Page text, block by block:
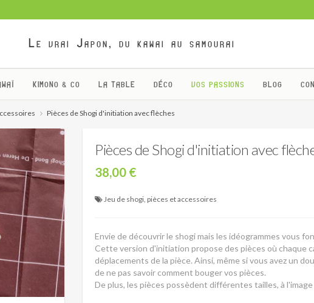
Le vrai Japon, du kawai au samourai
KIMONO & CO LA TABLE DÉCO VOS PASSIONS BLOG
Pièces de Shogi d'initiation avec flèches
Pièces de Shogi d'initiation avec
38,00 €
Jeu de shogi, pièces et accessoires
Envie de découvrir le shogi mais les idéogrammes vous
Cette version d'initiation propose des pièces où chaque
déplacements de la pièce. Ainsi, même si vous avez un
de ne pas savoir comment bouger vos pièces.
De plus, les pièces possèdent différentes tailles, à